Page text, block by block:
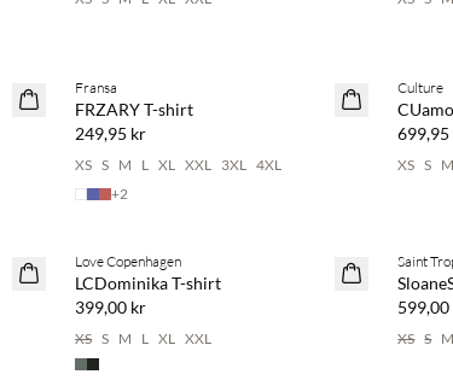
NYHET
Fransa
FRZARY T-shirt
249,95 kr
XS S M L XL XXL 3XL 4XL
+2
NYHET
Culture
XS S M
NYHET
Love Copenhagen
LCDominika T-shirt
399,00 kr
XS S M L XL XXL
Saint
XS S M